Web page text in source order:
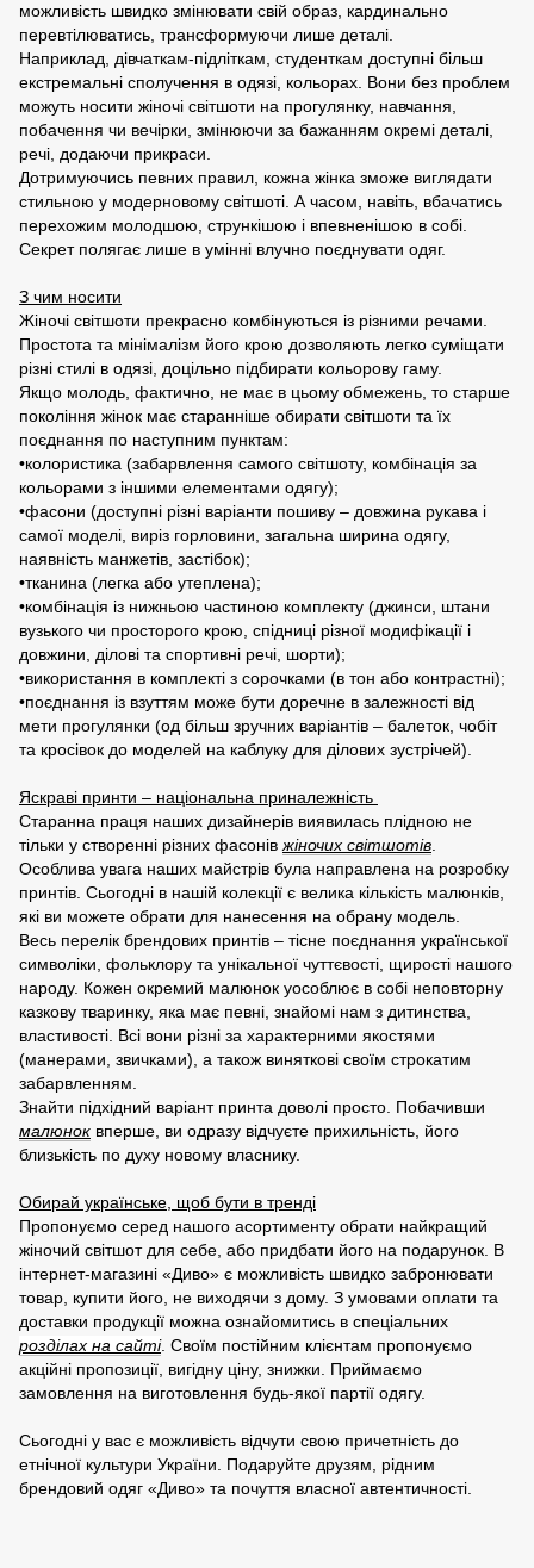
можливість швидко змінювати свій образ, кардинально
перевтілюватись, трансформуючи лише деталі.
Наприклад, дівчаткам-підліткам, студенткам доступні більш
екстремальні сполучення в одязі, кольорах. Вони без проблем
можуть носити жіночі світшоти на прогулянку, навчання,
побачення чи вечірки, змінюючи за бажанням окремі деталі,
речі, додаючи прикраси.
Дотримуючись певних правил, кожна жінка зможе виглядати
стильною у модерновому світшоті. А часом, навіть, вбачатись
перехожим молодшою, стрункішою і впевненішою в собі.
Секрет полягає лише в умінні влучно поєднувати одяг.
З чим носити
Жіночі світшоти прекрасно комбінуються із різними речами.
Простота та мінімалізм його крою дозволяють легко суміщати
різні стилі в одязі, доцільно підбирати кольорову гаму.
Якщо молодь, фактично, не має в цьому обмежень, то старше
покоління жінок має старанніше обирати світшоти та їх
поєднання по наступним пунктам:
•колористика (забарвлення самого світшоту, комбінація за
кольорами з іншими елементами одягу);
•фасони (доступні різні варіанти пошиву – довжина рукава і
самої моделі, виріз горловини, загальна ширина одягу,
наявність манжетів, застібок);
•тканина (легка або утеплена);
•комбінація із нижньою частиною комплекту (джинси, штани
вузького чи просторого крою, спідниці різної модифікації і
довжини, ділові та спортивні речі, шорти);
•використання в комплекті з сорочками (в тон або контрастні);
•поєднання із взуттям може бути доречне в залежності від
мети прогулянки (од більш зручних варіантів – балеток, чобіт
та кросівок до моделей на каблуку для ділових зустрічей).
Яскраві принти – національна приналежність
Старанна праця наших дизайнерів виявилась плідною не
тільки у створенні різних фасонів жіночих світшотів
Особлива увага наших майстрів була направлена на розробку
принтів. Сьогодні в нашій колекції є велика кількість малюнків,
які ви можете обрати для нанесення на обрану модель.
Весь перелік брендових принтів – тісне поєднання української
символіки, фольклору та унікальної чуттєвості, щирості нашого
народу. Кожен окремий малюнок уособлює в собі неповторну
казкову тваринку, яка має певні, знайомі нам з дитинства,
властивості. Всі вони різні за характерними якостями
(манерами, звичками), а також виняткові своїм строкатим
забарвленням.
Знайти підхідний варіант принта доволі просто. Побачивши
малюнок вперше, ви одразу відчуєте прихильність, його
близькість по духу новому власнику.
Обирай українське, щоб бути в тренді
Пропонуємо серед нашого асортименту обрати найкращий
жіночий світшот для себе, або придбати його на подарунок. В
інтернет-магазині «Диво» є можливість швидко забронювати
товар, купити його, не виходячи з дому. З умовами оплати та
доставки продукції можна ознайомитись в спеціальних
розділах на сайті. Своїм постійним клієнтам пропонуємо
акційні пропозиції, вигідну ціну, знижки. Приймаємо
замовлення на виготовлення будь-якої партії одягу.
Сьогодні у вас є можливість відчути свою причетність до
етнічної культури України. Подаруйте друзям, рідним
брендовий одяг «Диво» та почуття власної автентичності.